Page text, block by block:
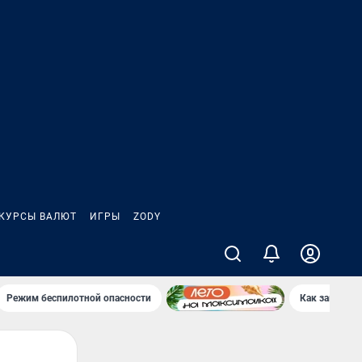
ВАЛЮТ ИГРЫ ZODY
Режим беспилотной опасности Как заводы